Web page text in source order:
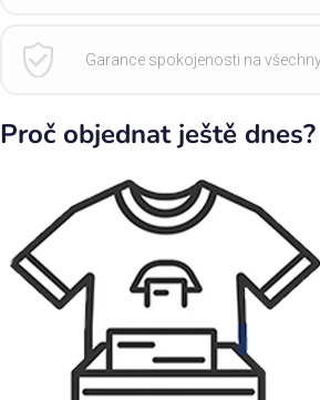
Garance spokojenosti na
Proč objednat ještě dnes?